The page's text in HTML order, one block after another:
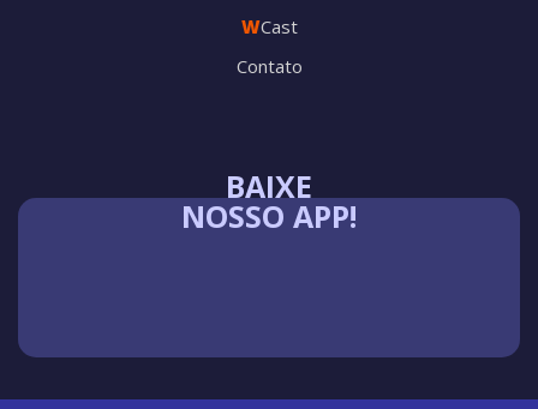
BAIXE
NOSSO APP!
WCast
Contato